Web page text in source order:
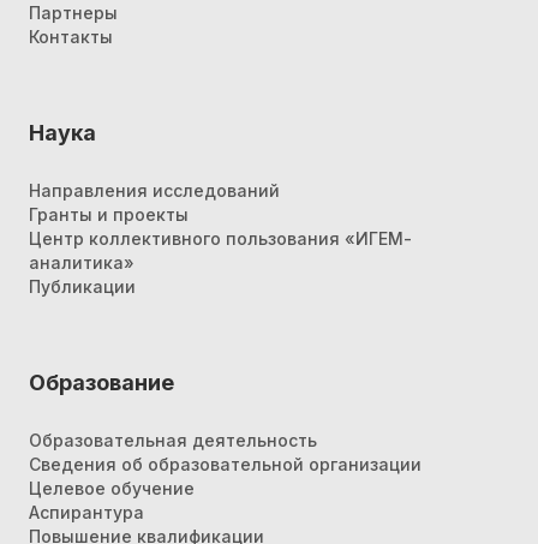
Партнеры
Контакты
Наука
Направления исследований
Гранты и проекты
Центр коллективного пользования «ИГЕМ-
аналитика»
Публикации
Образование
Образовательная деятельность
Сведения об образовательной организации
Целевое обучение
Аспирантура
Повышение квалификации